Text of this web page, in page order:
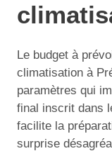
Le budget à
climatisation à
paramètres qui
final inscrit dans
facilite la
surprise